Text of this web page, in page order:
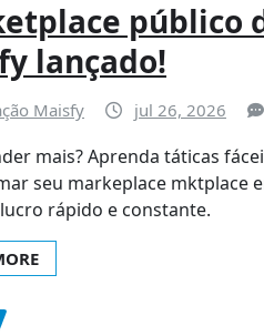
público
lançado!
Maisfy jul 26, 2026
mais? Aprenda táticas
seu markeplace mktplace
rápido e constante.